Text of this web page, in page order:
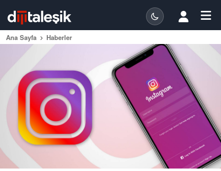
Ana Sayfa Haberler